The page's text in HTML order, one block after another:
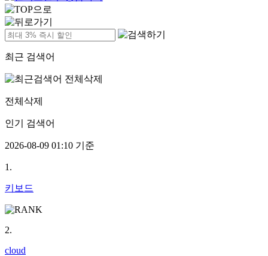
최근 검색어
전체삭제
인기 검색어
2026-08-09 01:10 기준
1.
키보드
2.
cloud